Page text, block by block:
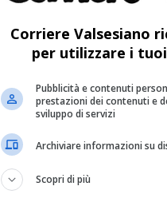
Corriere Valsesiano
per utilizzare i
Pubblicità e contenuti
prestazioni dei contenuti e
sviluppo di servizi
Archiviare informazioni su
Scopri di più